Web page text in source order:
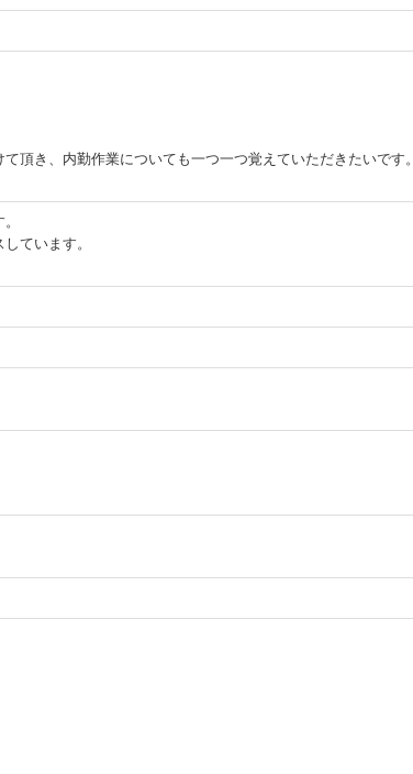
頂き、内勤作業についても一つ一つ覚えていただきたいです。
ています。